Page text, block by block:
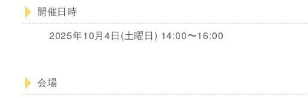
開催日時
2025年10月4日(土曜日) 14:00〜16:00
会場